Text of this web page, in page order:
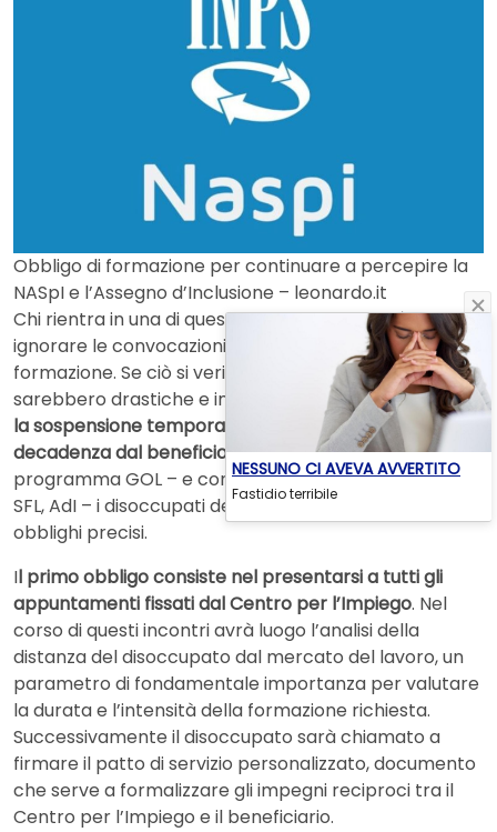
Obbligo di formazione per continuare a percepire la
NASpI e l’Assegno d’Inclusione – leonardo.it
Chi rientra in una di queste categorie non può
ignorare le convocazioni o non completare la
formazione. Se ciò si verificasse le conseguenze
sarebbero drastiche e immediate:
potrebbe scattare
la sospensione temporanea o anche la totale
decadenza dal beneficio. Per rimanere in regola col
programma GOL – e continuare a percepire NASpI,
SFL, AdI – i disoccupati devono rispettare una serie di
obblighi precisi.
Il primo obbligo consiste nel presentarsi a tutti gli
appuntamenti fissati dal Centro per l’Impiego. Nel
corso di questi incontri avrà luogo l’analisi della
distanza del disoccupato dal mercato del lavoro, un
parametro di fondamentale importanza per valutare
la durata e l’intensità della formazione richiesta.
Successivamente il disoccupato sarà chiamato a
firmare il patto di servizio personalizzato, documento
che serve a formalizzare gli impegni reciproci tra il
Centro per l’Impiego e il beneficiario.
NESSUNO CI AVEVA AVVERTITO
Fastidio terribile